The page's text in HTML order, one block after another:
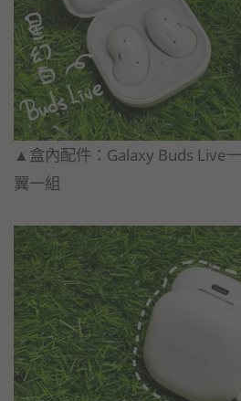
▲盒內配件：Galaxy Buds Live
翼一組